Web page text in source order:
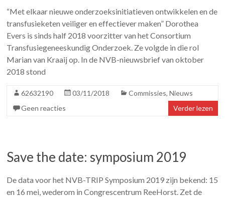
“Met elkaar nieuwe onderzoeksinitiatieven ontwikkelen en de
transfusieketen veiliger en effectiever maken” Dorothea
Evers is sinds half 2018 voorzitter van het Consortium
Transfusiegeneeskundig Onderzoek. Ze volgde in die rol
Marian van Kraaij op. In de NVB-nieuwsbrief van oktober
2018 stond
62632190 03/11/2018 Commissies,Nieuws
Geen reacties
Verder lezen
Save the date: symposium 2019
De data voor het NVB-TRIP Symposium 2019 zijn bekend: 15
en 16 mei, wederom in Congrescentrum ReeHorst. Zet de